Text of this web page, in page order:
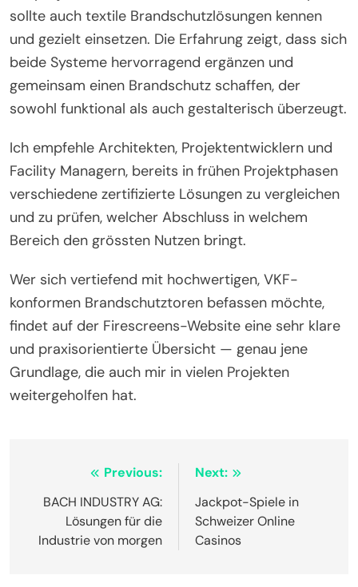
sollte auch textile Brandschutzlösungen kennen
und gezielt einsetzen. Die Erfahrung zeigt, dass sich
beide Systeme hervorragend ergänzen und
gemeinsam einen Brandschutz schaffen, der
sowohl funktional als auch gestalterisch überzeugt.
Ich empfehle Architekten, Projektentwicklern und
Facility Managern, bereits in frühen Projektphasen
verschiedene zertifizierte Lösungen zu vergleichen
und zu prüfen, welcher Abschluss in welchem
Bereich den grössten Nutzen bringt.
Wer sich vertiefend mit hochwertigen, VKF-
konformen Brandschutztoren befassen möchte,
findet auf der Firescreens-Website eine sehr klare
und praxisorientierte Übersicht — genau jene
Grundlage, die auch mir in vielen Projekten
weitergeholfen hat.
navigation
Previous:
BACH INDUSTRY AG:
Lösungen für die
Industrie von morgen
Next:
Jackpot-Spiele in
Schweizer Online
Casinos